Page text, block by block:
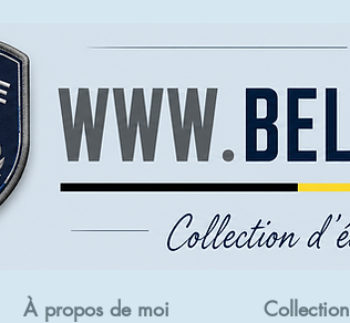
À propos de moi Collection